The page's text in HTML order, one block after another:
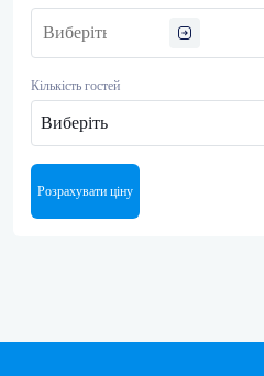
Кількість гостей
Виберіть
Розрахувати ціну